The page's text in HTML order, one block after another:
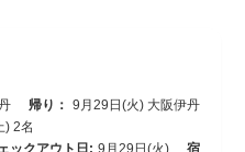
帰り： 9月29日(火) 大阪伊丹
) 2名
ックアウト日: 9月29日(火)
宿